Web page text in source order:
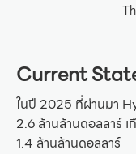
Current
ในปี 2025 ที่ผ่านมา
2.6 ล้านล้านดอลลาร์
1.4 ล้านล้านดอลลาร์